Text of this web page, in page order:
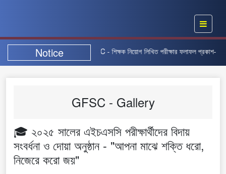
Notice
বিজ্ঞপ্তিটি স্থগিত” | GFSC - শিক্ষক নিয়োগ লিখিত পরীক্ষার ফলাফল প্রকাশ-২০২৫ |
GFSC - Gallery
🎓 ২০২৫ সালের এইচএসসি পরীক্ষার্থীদের বিদায়
সংবর্ধনা ও দোয়া অনুষ্ঠান - "আপনা মাঝে শক্তি ধরো,
নিজেরে করো জয়"